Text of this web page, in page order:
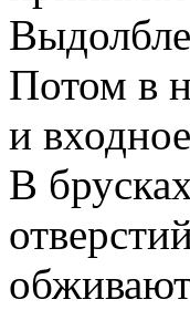
Потом в
и
В